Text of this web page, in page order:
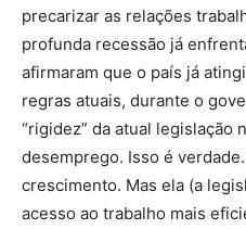
precarizar as relações
profunda recessão já
afirmaram que o país já
regras atuais, durante o
“rigidez” da atual legislação
desemprego. Isso é
crescimento. Mas ela (a
acesso ao trabalho mais